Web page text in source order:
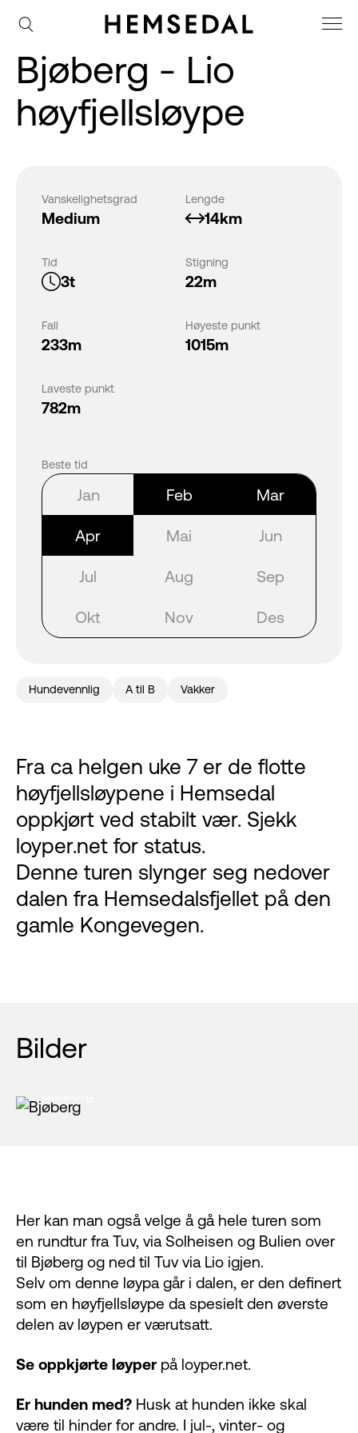
Bjøberg - Lio
høyfjellsløype
Vanskelighetsgrad
Medium
Lengde
14km
Tid
3t
Stigning
22m
Fall
233m
Høyeste punkt
1015m
Laveste punkt
782m
Beste tid
Jan Feb Mar
Apr Mai Jun
Jul Aug Sep
Okt Nov Des
Hundevennlig A til B Vakker
Fra ca helgen uke 7 er de flotte
høyfjellsløypene i Hemsedal
oppkjørt ved stabilt vær. Sjekk
loyper.net for status.
Denne turen slynger seg nedover
dalen fra Hemsedalsfjellet på den
gamle Kongevegen.
Bilder
Her kan man også velge å gå hele turen som
en rundtur fra Tuv, via Solheisen og Bulien over
til Bjøberg og ned til Tuv via Lio igjen.
Selv om denne løypa går i dalen, er den definert
som en høyfjellsløype da spesielt den øverste
delen av løypen er værutsatt.
Se oppkjørte løyper på loyper.net.
Er hunden med? Husk at hunden ikke skal
være til hinder for andre. I jul-, vinter- og